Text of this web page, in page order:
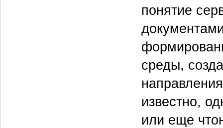
понятие
среды,
известно,
или еще